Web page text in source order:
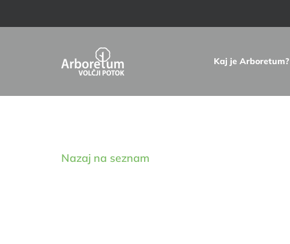
to
Kaj je Arboretum?
Nazaj na seznam